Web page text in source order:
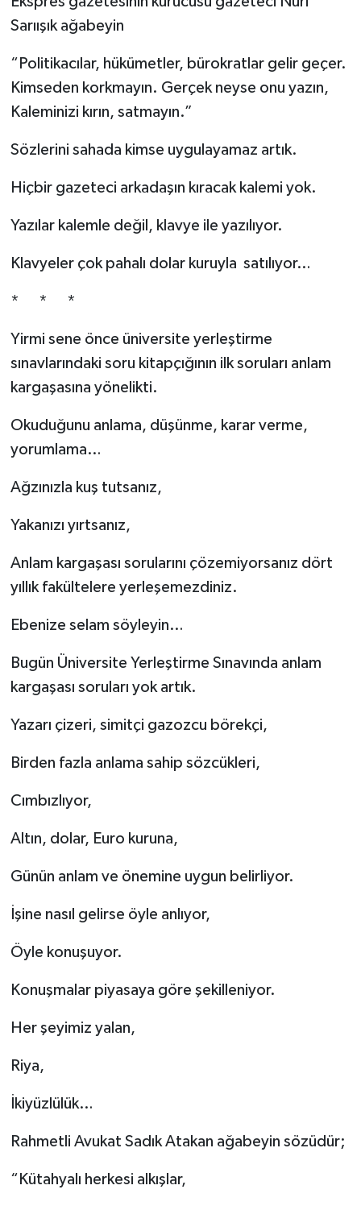
Sarıışık ağabeyin
“Politikacılar, hükümetler, bürokratlar gelir geçer.
Kimseden korkmayın. Gerçek neyse onu yazın,
Kaleminizi kırın, satmayın.”
Sözlerini sahada kimse uygulayamaz artık.
Hiçbir gazeteci arkadaşın kıracak kalemi yok.
Yazılar kalemle değil, klavye ile yazılıyor.
Klavyeler çok pahalı dolar kuruyla satılıyor…
* * *
Yirmi sene önce üniversite yerleştirme
sınavlarındaki soru kitapçığının ilk soruları anlam
kargaşasına yönelikti.
Okuduğunu anlama, düşünme, karar verme,
yorumlama…
Ağzınızla kuş tutsanız,
Yakanızı yırtsanız,
Anlam kargaşası sorularını çözemiyorsanız dört
yıllık fakültelere yerleşemezdiniz.
Ebenize selam söyleyin…
Bugün Üniversite Yerleştirme Sınavında anlam
kargaşası soruları yok artık.
Yazarı çizeri, simitçi gazozcu börekçi,
Birden fazla anlama sahip sözcükleri,
Cımbızlıyor,
Altın, dolar, Euro kuruna,
Günün anlam ve önemine uygun belirliyor.
İşine nasıl gelirse öyle anlıyor,
Öyle konuşuyor.
Konuşmalar piyasaya göre şekilleniyor.
Her şeyimiz yalan,
Riya,
İkiyüzlülük…
Rahmetli Avukat Sadık Atakan ağabeyin sözüdür;
“Kütahyalı herkesi alkışlar,